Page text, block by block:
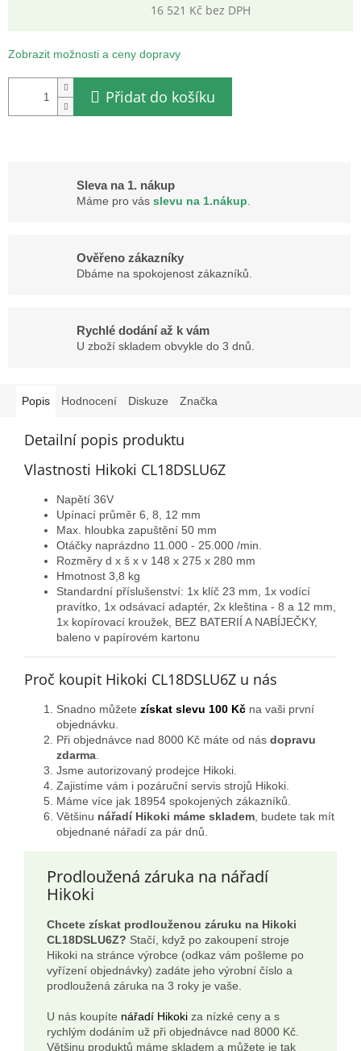
16 521 Kč bez DPH
cena:
Zobrazit možnosti a ceny dopravy
Přidat do košíku
Sleva na 1. nákup
Máme pro vás slevu na 1.nákup
Ověřeno zákazníky
Dbáme na spokojenost zákazníků.
Rychlé dodání až k vám
U zboží skladem obvykle do 3 dnů.
Popis Hodnocení Diskuze Značka
Detailní popis produktu
Vlastnosti Hikoki CL18DSLU6Z
Napětí 36V
Upínací průměr 6, 8, 12 mm
Max. hloubka zapuštění 50 mm
Otáčky naprázdno 11.000 - 25.000 /min.
Rozměry d x š x v 148 x 275 x 280 mm
Hmotnost 3,8 kg
Standardní příslušenství: 1x klíč 23 mm, 1x vodící
pravítko, 1x odsávací adaptér, 2x kleština - 8 a 12 mm,
1x kopírovací kroužek, BEZ BATERIÍ A NABÍJEČKY,
baleno v papírovém kartonu
Proč koupit Hikoki CL18DSLU6Z u nás
Snadno můžete získat slevu 100 Kč na vaši první
objednávku.
Při objednávce nad 8000 Kč máte od nás dopravu
zdarma
Jsme autorizovaný prodejce Hikoki.
Zajistíme vám i pozáruční servis strojů Hikoki.
Máme více jak 18954 spokojených zákazníků.
Většinu nářadí Hikoki máme skladem , budete tak mít
objednané nářadí za pár dnů.
Prodloužená záruka na nářadí
Hikoki
Chcete získat prodlouženou záruku na Hikoki
CL18DSLU6Z? Stačí, když po zakoupení stroje
Hikoki na stránce výrobce (odkaz vám pošleme po
vyřízení objednávky) zadáte jeho výrobní číslo a
prodloužená záruka na 3 roky je vaše.
U nás koupíte nářadí Hikoki za nízké ceny a s
rychlým dodáním už při objednávce nad 8000 Kč.
Většinu produktů máme skladem a můžete je tak